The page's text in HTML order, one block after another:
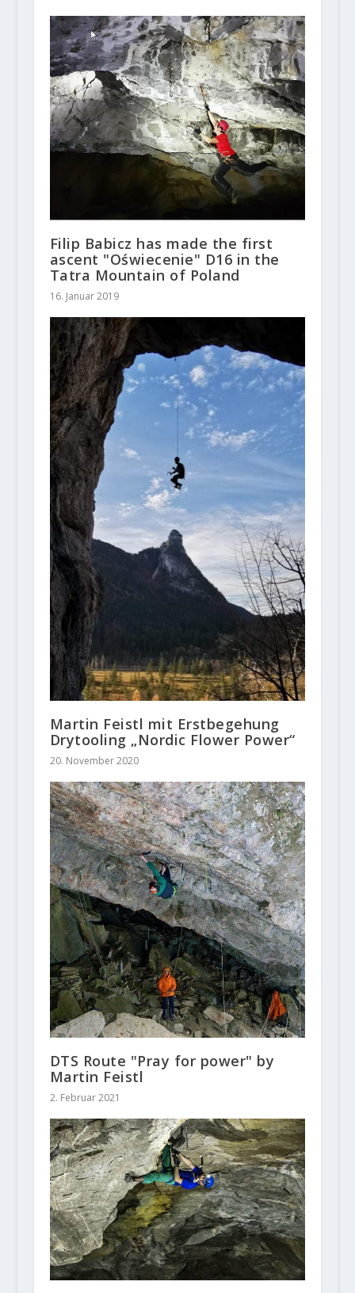
Filip Babicz has made the first
ascent "Oświecenie" D16 in the
Tatra Mountain of Poland
16. Januar 2019
Martin Feistl mit Erstbegehung
Drytooling „Nordic Flower Power“
20. November 2020
DTS Route "Pray for power" by
Martin Feistl
2. Februar 2021